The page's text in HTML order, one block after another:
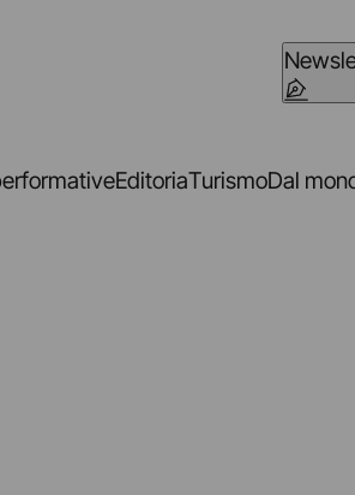
EditoriaTurismoDal